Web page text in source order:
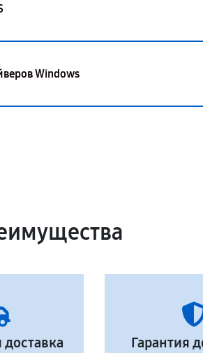
Windows
Гарантия